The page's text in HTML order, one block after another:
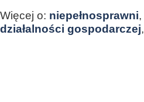
Więcej o: niepełnosprawni,
działalności gospodarczej,